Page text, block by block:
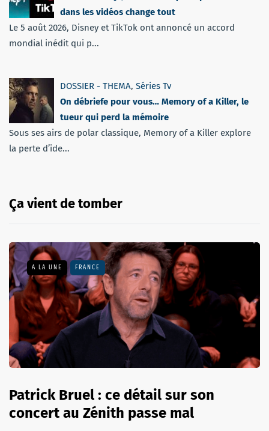
dans les vidéos change tout
Le 5 août 2026, Disney et TikTok ont annoncé un accord
mondial inédit qui p...
DOSSIER - THEMA, Séries Tv
On débriefe pour vous… Memory of a Killer, le
tueur qui perd la mémoire
Sous ses airs de polar classique, Memory of a Killer explore
la perte d’ide...
Ça vient de tomber
A LA UNE FRANCE
Patrick Bruel : ce détail sur son
concert au Zénith passe mal